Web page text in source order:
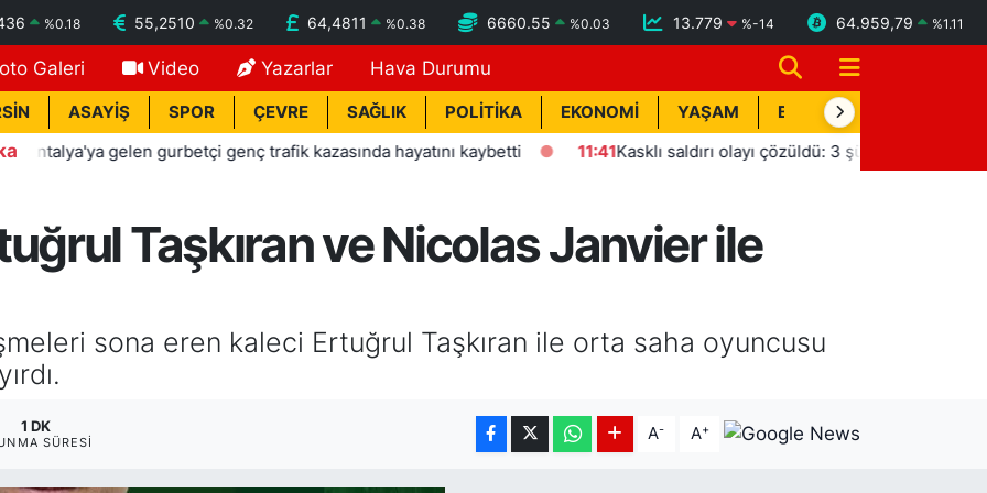
%0.18 55,2510 %0.32 64,4811 %0.38 6660.55 %0.03 13.779 %-14 64.959,79 %1.11
Galeri Video Yazarlar Hava Durumu
ASAYİŞ SPOR ÇEVRE SAĞLIK POLİTİKA EKONOMİ YAŞAM BİK İLAN
gelen gurbetçi genç trafik kazasında hayatını kaybetti 11:41 Kasklı saldırı olayı çözüldü: 3 şüpheli tutuklandı
Taşkıran ve Nicolas Janvier ile
sona eren kaleci Ertuğrul Taşkıran ile orta saha oyuncusu
1 DK
SÜRESI A- A+